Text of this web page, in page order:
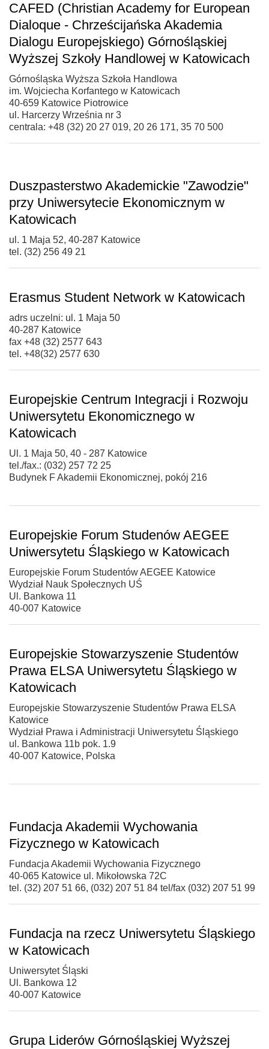
CAFED (Christian Academy for European
Dialoque - Chrześcijańska Akademia
Dialogu Europejskiego) Górnośląskiej
Wyższej Szkoły Handlowej w Katowicach
Górnośląska Wyższa Szkoła Handlowa
im. Wojciecha Korfantego w Katowicach
40-659 Katowice Piotrowice
ul. Harcerzy Września nr 3
centrala: +48 (32) 20 27 019, 20 26 171, 35 70 500
Duszpasterstwo Akademickie "Zawodzie"
przy Uniwersytecie Ekonomicznym w
Katowicach
ul. 1 Maja 52, 40-287 Katowice
tel. (32) 256 49 21
Erasmus Student Network w Katowicach
adrs uczelni: ul. 1 Maja 50
40-287 Katowice
fax +48 (32) 2577 643
tel. +48(32) 2577 630
Europejskie Centrum Integracji i Rozwoju
Uniwersytetu Ekonomicznego w
Katowicach
Ul. 1 Maja 50, 40 - 287 Katowice
tel./fax.: (032) 257 72 25
Budynek F Akademii Ekonomicznej, pokój 216
Europejskie Forum Studenów AEGEE
Uniwersytetu Śląskiego w Katowicach
Europejskie Forum Studentów AEGEE Katowice
Wydział Nauk Społecznych UŚ
Ul. Bankowa 11
40-007 Katowice
Europejskie Stowarzyszenie Studentów
Prawa ELSA Uniwersytetu Śląskiego w
Katowicach
Europejskie Stowarzyszenie Studentów Prawa ELSA
Katowice
Wydział Prawa i Administracji Uniwersytetu Śląskiego
ul. Bankowa 11b pok. 1.9
40-007 Katowice, Polska
Fundacja Akademii Wychowania
Fizycznego w Katowicach
Fundacja Akademii Wychowania Fizycznego
40-065 Katowice ul. Mikołowska 72C
tel. (32) 207 51 66, (032) 207 51 84 tel/fax (032) 207 51 99
Fundacja na rzecz Uniwersytetu Śląskiego
w Katowicach
Uniwersytet Śląski
Ul. Bankowa 12
40-007 Katowice
Grupa Liderów Górnośląskiej Wyższej